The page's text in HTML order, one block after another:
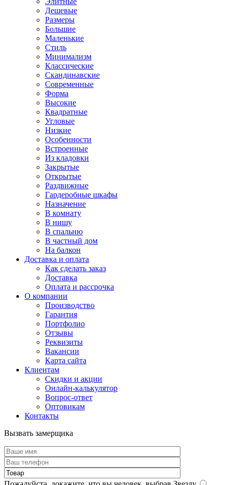
Дешевые
Размеры
Большие
Маленькие
Стиль
Минимализм
Классические
Скандинавские
Современные
Форма
Высокие
Квадратные
Угловые
Низкие
Особенности
Встроенные
Из кладовки
Закрытые
Открытые
Раздвижные
Гардеробные шкафы
Назначение
В комнату
В нишу
В спальню
В частный дом
На балкон
Доставка и оплата
Как сделать заказ
Доставка
Оплата и рассрочка
О компании
Производство
Гарантия
Портфолио
Отзывы
Реквизиты
Вакансии
Карта сайта
Клиентам
Скидки и акции
Онлайн-калькулятор
Вопрос-ответ
Оптовикам
Контакты
Вызвать замерщика